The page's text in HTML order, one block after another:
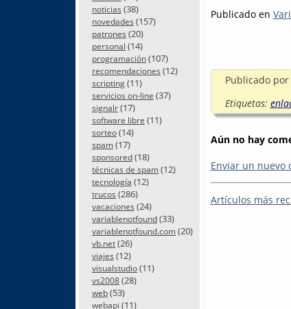
noticias (38)
novedades (157)
patrones (20)
personal (14)
programación(107)
recomendaciones (12)
scripting(11)
servicios on-line (37)
signalr(17)
software libre (11)
sorteo(14)
spam(17)
sponsored(18)
técnicas de spam(12)
tecnología (12)
trucos (286)
vacaciones (24)
variablenotfound(33)
variablenotfound.com(20)
vb.net(26)
viajes (12)
visualstudio(11)
vs2008(28)
web(53)
webapi (11)
Publicado en
Publicado por
Etiquetas:
Aún no hay
Enviar un nuevo
Artículos más